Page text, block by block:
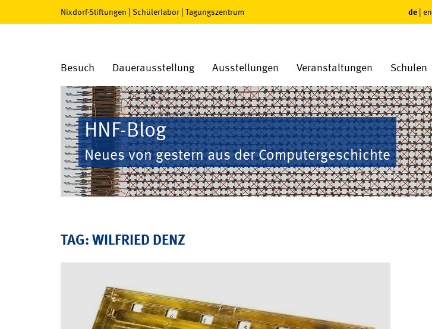
Nixdorf-Stiftungen | Schülerlabor | Tagungszentrum de | en
Besuch Dauerausstellung Ausstellungen Veranstaltungen Schulen
HNF-Blog
Neues von gestern aus der Computergeschichte
TAG: WILFRIED DENZ